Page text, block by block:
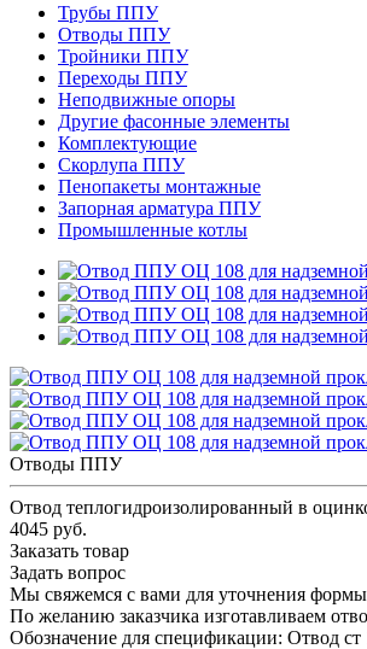
Трубы ППУ
Отводы ППУ
Тройники ППУ
Переходы ППУ
Неподвижные опоры
Другие фасонные элементы
Комплектующие
Скорлупа ППУ
Пенопакеты монтажные
Запорная арматура ППУ
Промышленные котлы
Отводы ППУ
Отвод теплогидроизолированный в
4045 руб.
Заказать товар
Задать вопрос
Мы свяжемся с вами для уточнения формы
По желанию заказчика изготавливаем
Обозначение для спецификации: Отвод